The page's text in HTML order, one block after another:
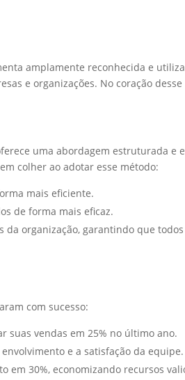
amplamente reconhecida e
e organizações. No coração
uma abordagem estruturada e
colher ao adotar esse método:
mais eficiente.
de forma mais eficaz.
da organização, garantindo que
com sucesso:
suas vendas em 25% no último ano.
e a satisfação da equipe.
em 30%, economizando recursos